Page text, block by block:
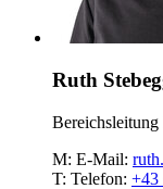
Ruth
M: E-Mail:
T: Telefon: +43